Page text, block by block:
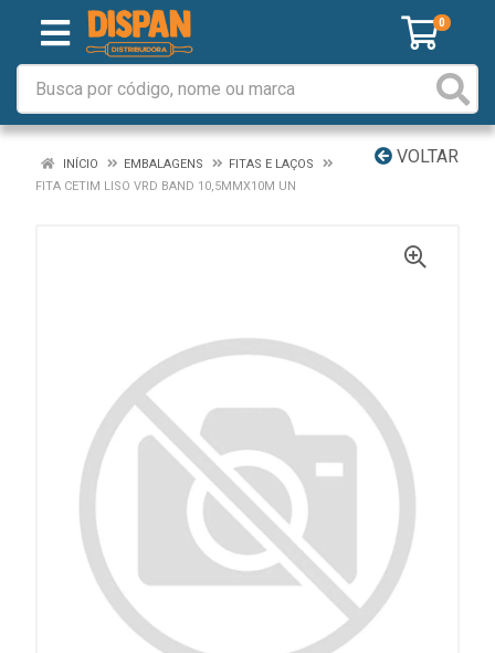
0
VOLTAR
INÍCIO EMBALAGENS
FITAS E LAÇOS
FITA CETIM LISO VRD BAND 10,5MMX10M UN